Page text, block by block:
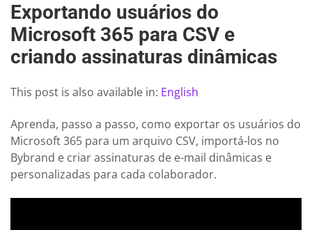
Exportando usuários do
Microsoft 365 para CSV e
criando assinaturas dinâmicas
This post is also available in: English
Aprenda, passo a passo, como exportar os usuários do
Microsoft 365 para um arquivo CSV, importá-los no
Bybrand e criar assinaturas de e-mail dinâmicas e
personalizadas para cada colaborador.